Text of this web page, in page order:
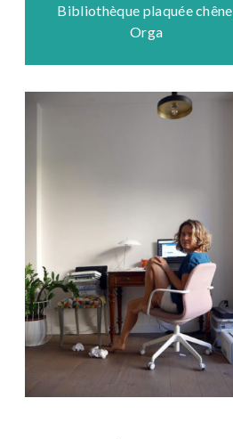
Bibliothèque plaquée chêne,
Orga